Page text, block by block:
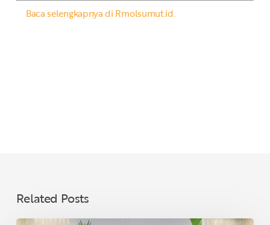
Baca selengkapnya di Rmolsumut.id.
Related Posts